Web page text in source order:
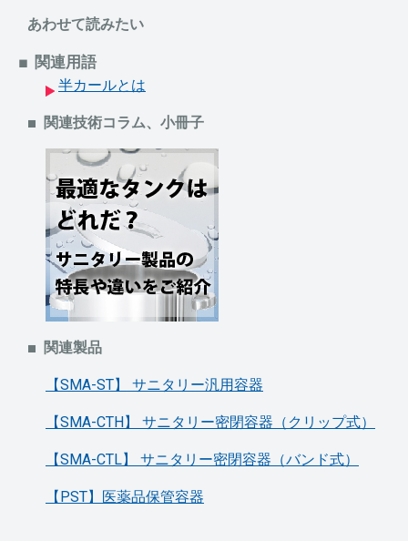
あわせて読みたい
関連用語
半カールとは
関連技術コラム、小冊子
関連製品
【SMA-ST】 サニタリー汎用容器
【SMA-CTH】 サニタリー密閉容器（クリップ式）
【SMA-CTL】 サニタリー密閉容器（バンド式）
【PST】医薬品保管容器